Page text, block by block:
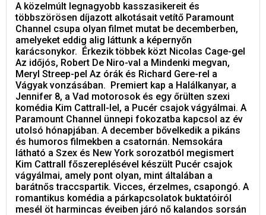
A közelmúlt legnagyobb kasszasikereit és
többszörösen díjazott alkotásait vetítő Paramount
Channel csupa olyan filmet mutat be decemberben,
amelyeket eddig alig láttunk a képernyőn
karácsonykor. Érkezik többek közt Nicolas Cage-gel
Az időjós, Robert De Niro-val a Mindenki megvan,
Meryl Streep-pel Az órák és Richard Gere-rel a
Vágyak vonzásában. Premiert kap a Halálkanyar, a
Jennifer 8, a Vad motorosok és egy őrülten szexi
komédia Kim Cattrall-lel, a Pucér csajok vágyálmai. A
Paramount Channel ünnepi fokozatba kapcsol az év
utolsó hónapjában. A december bővelkedik a pikáns
és humoros filmekben a csatornán. Nemsokára
látható a Szex és New York sorozatból megismert
Kim Cattrall főszereplésével készült Pucér csajok
vágyálmai, amely pont olyan, mint általában a
barátnős traccspartik. Vicces, érzelmes, csapongó. A
romantikus komédia a párkapcsolatok buktatóiról
mesél öt harmincas éveiben járó nő kalandos sorsán